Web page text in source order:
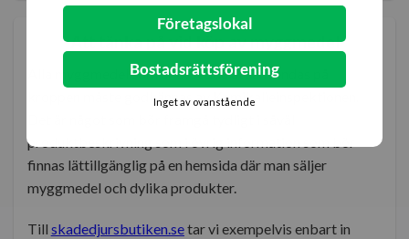
Att tänka på vid köp av myggmedel
Alla myggmedel som är avsedda att användas på
kroppen måste godkännas av Kemikalieinspektionen.
produktbeskrivning som i övrig information som bör
finnas lättillgänglig på en hemsida där man säljer
myggmedel och dylika produkter.
Till skadedjursbutiken.setar vi exempelvis enbart in
Företagslokal
Bostadsrättsförening
Inget av ovanstående